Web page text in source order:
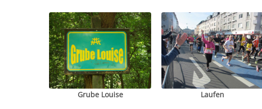
Grube Louise Laufen